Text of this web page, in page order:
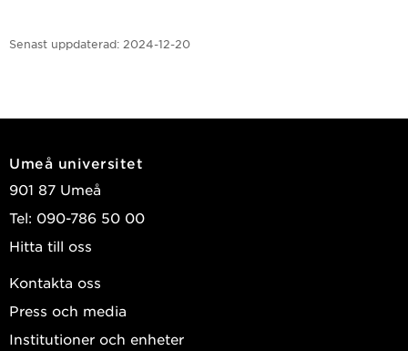
Senast uppdaterad: 2024-12-20
Umeå universitet
901 87 Umeå
Tel: 090-786 50 00
Hitta till oss
Kontakta oss
Press och media
Institutioner och enheter